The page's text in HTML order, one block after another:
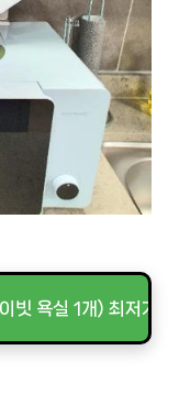
빗 욕실 1개) 최저가